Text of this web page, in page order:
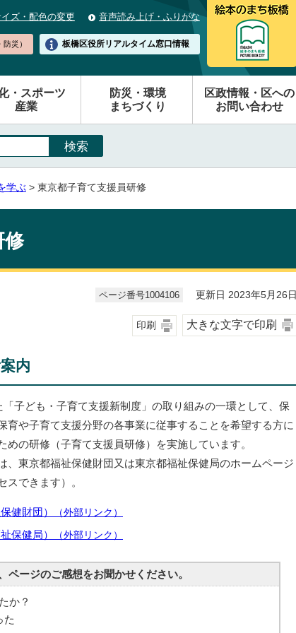
ズ・配色の変更 音声読み上げ・ふりがな
災） 板橋区役所リアルタイム窓口情報
・スポーツ
産業
防災・環境
まちづくり
区政情報・区への
お問い合わせ
学ぶ > 東京都子育て支援員研修
修
ページ番号1004106 更新日 2023年5月26日
印刷 大きな文字で印刷
内
子ども・子育て支援新制度」の取り組みの一環として、保
育や子育て支援分野の各事業に従事することを希望する方に
の研修（子育て支援員研修）を実施しています。
、東京都福祉保健財団又は東京都福祉保健局のホームページ
スできます）。
健財団） （外部リンク）
保健局） （外部リンク）
ページのご感想をお聞かせください。
か？
た